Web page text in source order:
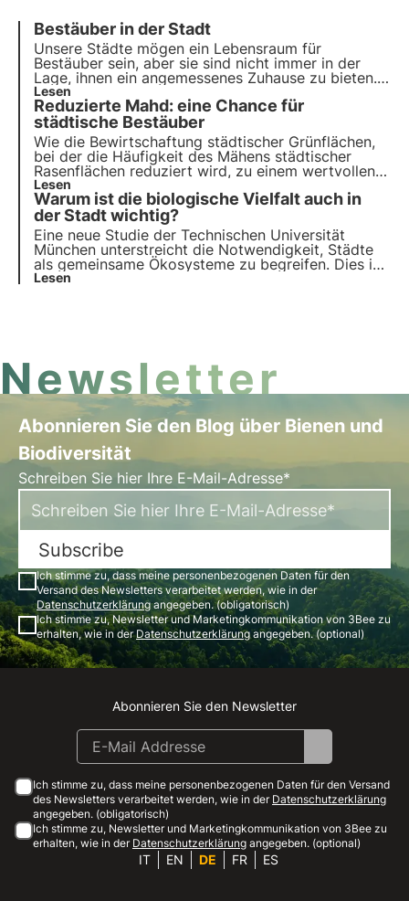
Bestäuber in der Stadt
Unsere Städte mögen ein Lebensraum für
Bestäuber sein, aber sie sind nicht immer in der
Lage, ihnen ein angemessenes Zuhause zu bieten.
Wie können wir ihren Gesundheitszustand in
städtischen Ökosystemen beurteilen? Und wenn ja,
wie können wir eingreifen, um sie zu schützen?
Lesen
Reduzierte Mahd: eine Chance für
städtische Bestäuber
Wie die Bewirtschaftung städtischer Grünflächen,
bei der die Häufigkeit des Mähens städtischer
Rasenflächen reduziert wird, zu einem wertvollen
Instrument für den Schutz der Artenvielfalt von
Pflanzen und Bestäubern werden kann.
Lesen
Warum ist die biologische Vielfalt auch in
der Stadt wichtig?
Eine neue Studie der Technischen Universität
München unterstreicht die Notwendigkeit, Städte
als gemeinsame Ökosysteme zu begreifen. Dies ist
der Schlüssel zur Förderung der biologischen
Lesen
Newsletter
Abonnieren Sie den Blog über Bienen und
Biodiversität
Schreiben Sie hier Ihre E-Mail-Adresse*
Subscribe
Ich stimme zu, dass meine personenbezogenen Daten für den
Versand des Newsletters verarbeitet werden, wie in der
Datenschutzerklärungangegeben. (obligatorisch)
Ich stimme zu, Newsletter und Marketingkommunikation von 3Bee zu
erhalten, wie in derDatenschutzerklärungangegeben. (optional)
Instagram
Facebook
Linkedin
Youtube
Abonnieren Sie den Newsletter
Ich stimme zu, dass meine personenbezogenen Daten für den Versand
des Newsletters verarbeitet werden, wie in der Datenschutzerklärung
angegeben. (obligatorisch)
Ich stimme zu, Newsletter und Marketingkommunikation von 3Bee zu
erhalten, wie in der Datenschutzerklärung angegeben. (optional)
IT EN DE FR ES